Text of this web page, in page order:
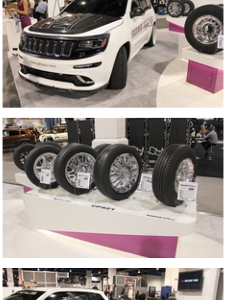
2013 美国拉斯维加斯改装车零配件展览会
2013 美国拉斯维加斯改装车零配件展览会
2013 美国拉斯维加斯改装车零配件展览会
关
关